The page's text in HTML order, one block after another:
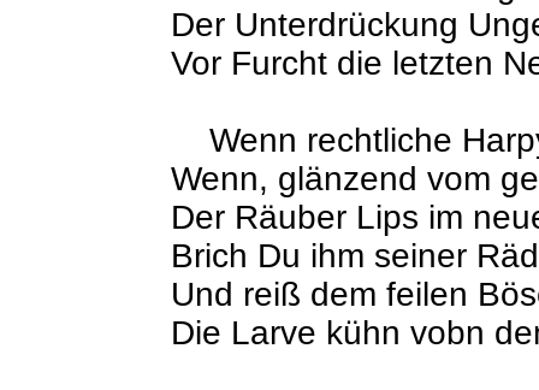
Der Unterdrückung
Vor Furcht die letzten
Wenn rechtliche
Wenn, glänzend vom
Der Räuber Lips im
Brich Du ihm seiner
Und reiß dem feilen
Die Larve kühn vobn